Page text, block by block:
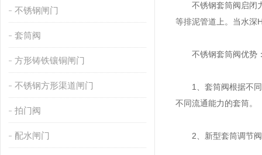
不锈钢闸门
套筒阀
方形铸铁镶铜闸门
不锈钢方形渠道闸门
拍门阀
配水闸门
不锈钢套筒阀启闭力
等排泥管道上。当水深
不锈钢套筒阀优势
1、套筒阀根据不同
不同流通能力的套筒。
2、新型套筒调节阀